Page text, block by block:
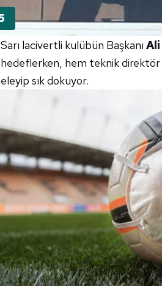
Sarı lacivertli kulübün Başkanı Ali
hedeflerken, hem teknik
eleyip sık dokuyor.